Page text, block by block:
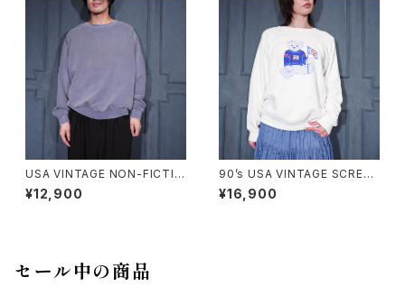
ードデザインスウェット
USA VINTAGE NON-FICTIO
N CANADIAN CLASSIC FAD
ED DESIGN PLANE SWEAT
¥12,900
90’s USA VINTAGE SCREEN
STARS PEPSI BEAR DOUBL
E SIDED PRINT DESIGN SW
¥16,900
セール中の商品